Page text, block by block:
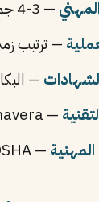
— 3-4 جمل تبرز تخصصك وخبرتك (أول ما يشوفه مسؤول التوظيف)
— ترتيب
—
— AutoCAD، Revit، SAP2000، Primavera، إدارة المشاريع
— PMP، LEED، Six Sigma، OSHA